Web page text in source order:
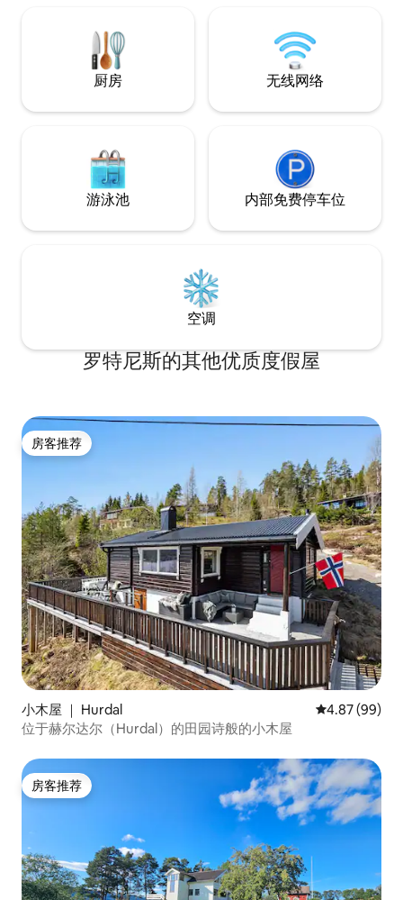
楼、大天花板高度和良好的窗户表面。 露
台朝南，阳光充足。
馆。
厨房 无线网络
游泳池 内部免费停车位
空调
罗特尼斯的其他优质度假屋
房客推荐
房客推荐
小木屋 ｜ Hurdal 平均评分 4.87
4.87 (99)
位于赫尔达尔（Hurdal）的田园诗般的小木屋
房客推荐
房客推荐